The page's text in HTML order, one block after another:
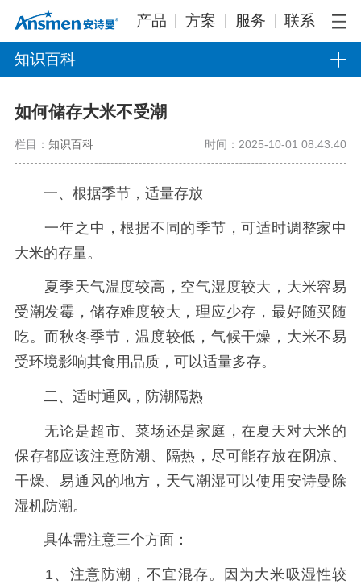
产品 方案 服务 联系
知识百科
如何储存大米不受潮
栏目： 知识百科 时间：2025-10-01 08:43:40
一、根据季节，适量存放
一年之中，根据不同的季节，可适时调整家中
大米的存量。
夏季天气温度较高，空气湿度较大，大米容易
受潮发霉，储存难度较大，理应少存，最好随买随
吃。而秋冬季节，温度较低，气候干燥，大米不易
受环境影响其食用品质，可以适量多存。
二、适时通风，防潮隔热
无论是超市、菜场还是家庭，在夏天对大米的
保存都应该注意防潮、隔热，尽可能存放在阴凉、
干燥、易通风的地方，天气潮湿可以使用安诗曼除
湿机防潮。
具体需注意三个方面：
1、注意防潮，不宜混存。因为大米吸湿性较